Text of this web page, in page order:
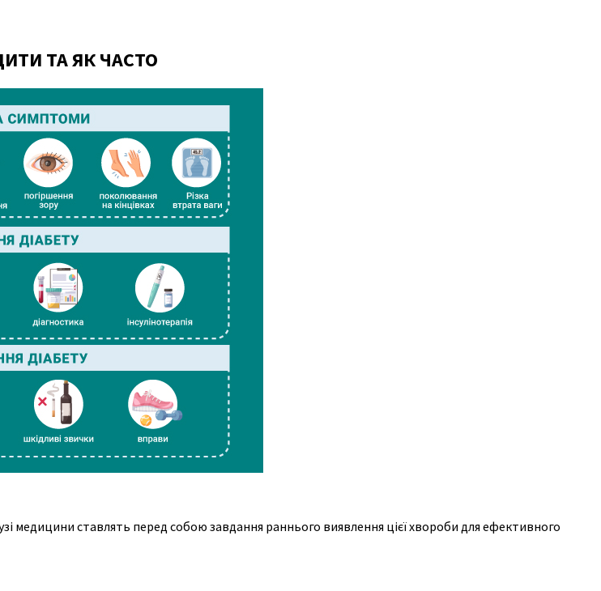
ТА ЯК ЧАСТО
медицини ставлять перед собою завдання раннього виявлення цієї хвороби для ефективного